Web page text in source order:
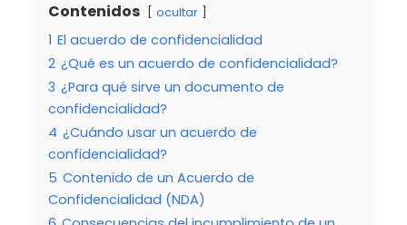
Contenidos ocultar
1 El acuerdo de confidencialidad
2 ¿Qué es un acuerdo de confidencialidad?
3 ¿Para qué sirve un documento de
confidencialidad?
4 ¿Cuándo usar un acuerdo de
confidencialidad?
5 Contenido de un Acuerdo de
Confidencialidad (NDA)